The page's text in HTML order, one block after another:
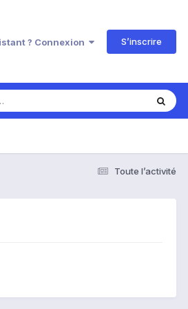
? Connexion S’inscrire
Toute l’activité